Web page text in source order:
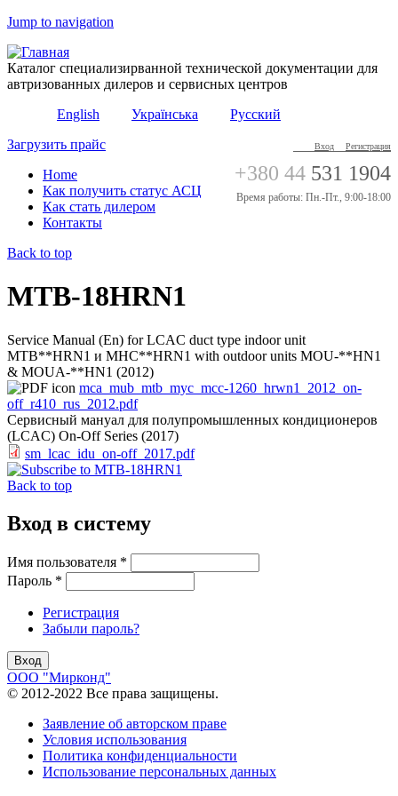
Jump to navigation
Каталог специализирванной технической документации для
автризованных дилеров и сервисных центров
English
Українська Русский
Вход Регистрация
+380 44 531 1904
Время работы: Пн.-Пт., 9:00-18:00
Загрузить прайс
Home
Как получить статус АСЦ
Как стать дилером
Контакты
Back to top
MTB-18HRN1
Service Manual (En) for LCAC duct type indoor unit
MTB**HRN1 и MHC**HRN1 with outdoor units MOU-**HN1
& MOUA-**HN1 (2012)
mca_mub_mtb_myc_mcc-1260_hrwn1_2012_on-
off_r410_rus_2012.pdf
Сервисный мануал для полупромышленных кондиционеров
(LCAC) On-Off Series (2017)
sm_lcac_idu_on-off_2017.pdf
Back to top
Вход в систему
Имя пользователя *
Пароль *
Регистрация
Забыли пароль?
ООО "Мирконд"
© 2012-2022 Все права защищены.
Заявление об авторском праве
Условия использования
Политика конфиденциальности
Использование персональных данных